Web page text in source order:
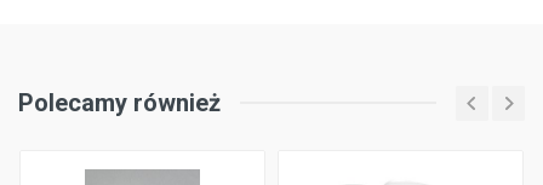
Polecamy również